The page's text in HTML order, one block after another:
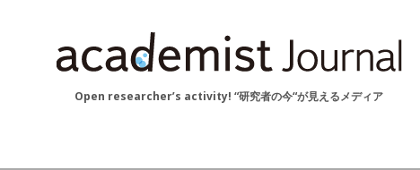
Open researcher’s activity! “研究者の今“が見えるメディア